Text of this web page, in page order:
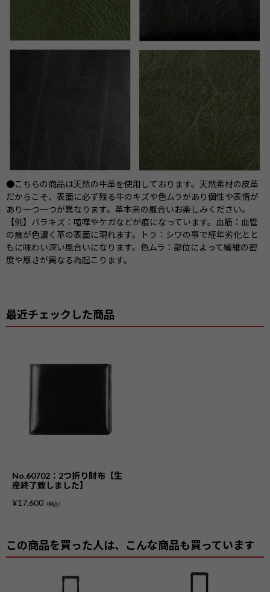
●こちらの商品は天然の牛革を使用しております。天然素材の皮革
だからこそ、表面に必ず残る牛のキズや色ムラがあり個性や表情が
あり一つ一つが異なります。革本来の風合いお楽しみください。
【例】バラキズ：喧嘩やケガなどが痕になっています。血筋：血管
の痕が色濃く革の表面に現れます。トラ：シワの事で経年劣化とと
もに味わい深い風合いになります。色ムラ：部位によって繊維の密
度や厚さが異なる為起こります。
最近チェックした商品
No.60702：2つ折り財布【生
産終了致しました】
¥17,600 （税込）
この商品を買った人は、こんな商品も買っています